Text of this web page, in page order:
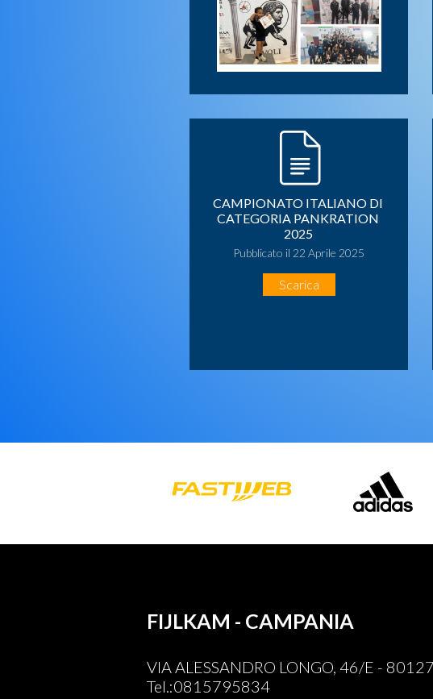
CAMPIONATO ITALIANO DI
CATEGORIA PANKRATION
2025
Pubblicato il 22 Aprile 2025
Scarica
FIJLKAM - CAMPANIA
VIA ALESSANDRO LONGO, 46/E -
Tel.:0815795834